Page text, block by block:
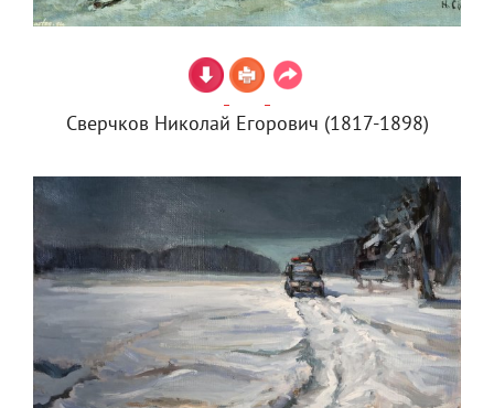
Сверчков Николай Егорович (1817-1898)